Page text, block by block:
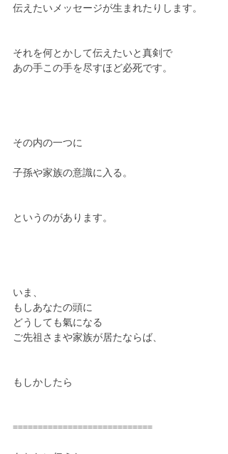
伝えたいメッセージが生まれたりします。
それを何とかして伝えたいと真剣で
あの手この手を尽すほど必死です。
その内の一つに
子孫や家族の意識に入る。
というのがあります。
いま、
もしあなたの頭に
どうしても氣になる
ご先祖さまや家族が居たならば、
もしかしたら
============================